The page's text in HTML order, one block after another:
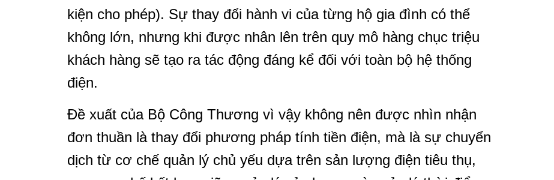
kiện cho phép). Sự thay đổi hành vi của từng hộ gia đình có thể
không lớn, nhưng khi được nhân lên trên quy mô hàng chục triệu
khách hàng sẽ tạo ra tác động đáng kể đối với toàn bộ hệ thống
điện.
Đề xuất của Bộ Công Thương vì vậy không nên được nhìn nhận
đơn thuần là thay đổi phương pháp tính tiền điện, mà là sự chuyển
dịch từ cơ chế quản lý chủ yếu dựa trên sản lượng điện tiêu thụ,